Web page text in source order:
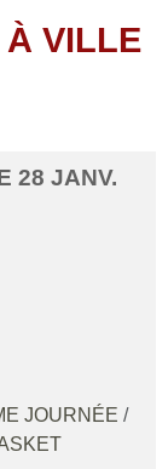
À VILLE
28 JANV.
JOURNÉE /